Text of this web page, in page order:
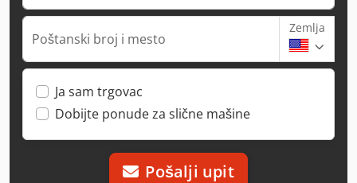
Poštanski broj i mesto
Zemlja
Ja sam trgovac
Dobijte ponude za slične mašine
Pošalji upit